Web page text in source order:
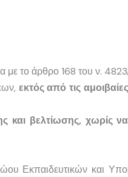
με το άρθρο 168 του ν.
εκτός από τις αμοιβαίες
και βελτίωσης, χωρίς
Εκπαιδευτικών και